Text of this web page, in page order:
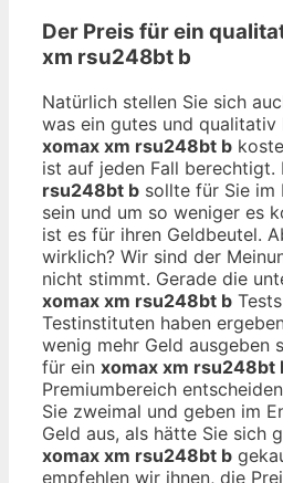
Der Preis für ein
xm rsu248bt b
Natürlich stellen Sie sich
was ein gutes und
xomax xm rsu248bt b
ist auf jeden Fall berechtigt.
rsu248bt b sollte für Sie im
sein und um so weniger es
ist es für ihren Geldbeutel.
wirklich? Wir sind der
nicht stimmt. Gerade die
xomax xm rsu248bt b
Testinstituten haben
wenig mehr Geld ausgeben
für ein xomax xm rsu248bt
Premiumbereich
Sie zweimal und geben im
Geld aus, als hätte Sie sich
xomax xm rsu248bt b
empfehlen wir ihnen, die